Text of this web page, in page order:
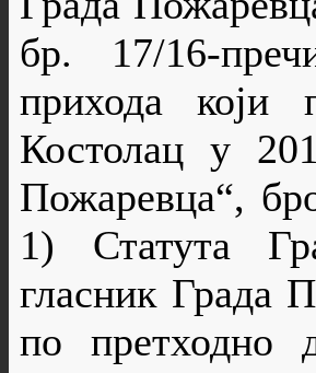
бр. 17/16-
прихода који
Костолац у 201
Пожаревца“,
1) Статута
гласник Града
по претходно